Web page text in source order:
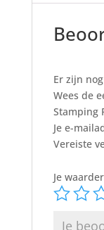
Er zijn
Wees de
Stamping
Je e-
Vereiste
Je